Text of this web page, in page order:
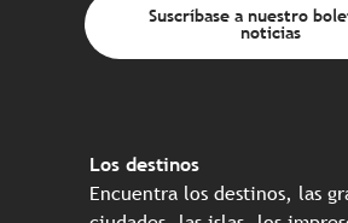
Suscríbase a nuestro
noticias
Los destinos
Encuentra los destinos, las